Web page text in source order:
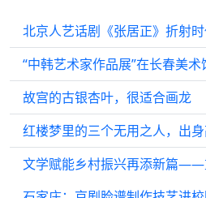
北京人艺话剧《张居正》折射
“中韩艺术家作品展”在长春美术
故宫的古银杏叶，很适合画龙
红楼梦里的三个无用之人，出